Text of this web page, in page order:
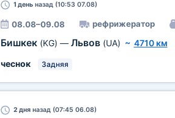
1 деньназад (10:53 07.08)
08.08–09.08 рефрижератор
Бишкек (KG) — Львов (UA) ~ 4710 км
чеснок
Задняя
2 дняназад (07:45 06.08)